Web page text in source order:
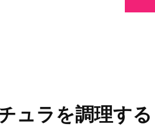
ュラを調理する